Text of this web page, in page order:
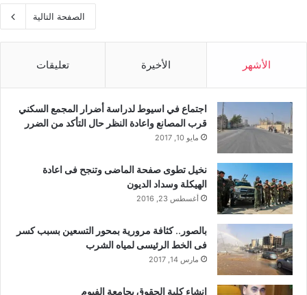
الصفحة التالية
الأشهر الأخيرة تعليقات
اجتماع في اسيوط لدراسة أضرار المجمع السكني
قرب المصانع واعادة النظر حال التأكد من الضرر
مايو 10, 2017
نخيل تطوى صفحة الماضى وتنجح فى اعادة
الهيكلة وسداد الديون
أغسطس 23, 2016
بالصور.. كثافة مرورية بمحور التسعين بسبب كسر
فى الخط الرئيسى لمياه الشرب
مارس 14, 2017
إنشاء كلية الحقوق بجامعة الفيوم